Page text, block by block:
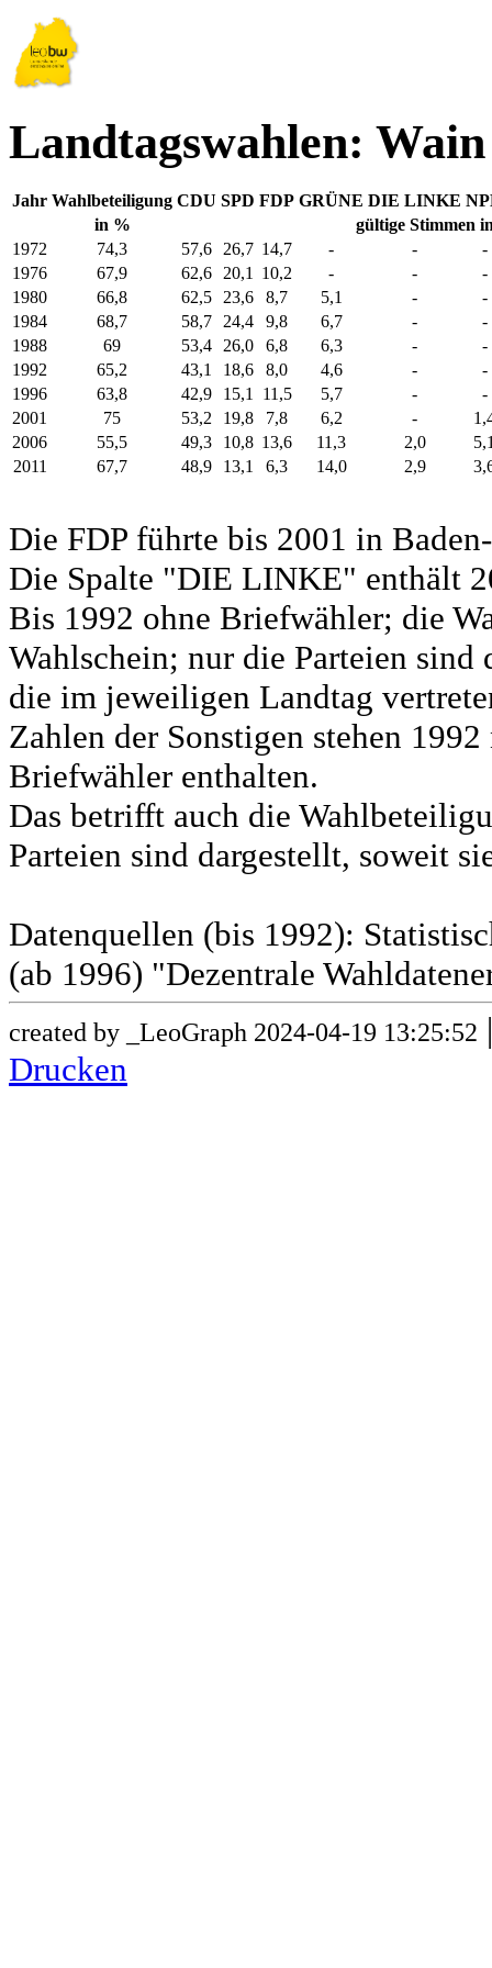
Landtagswahlen: Wain
Jahr Wahlbeteiligung CDU SPD FDP GRÜNE DIE LINKE
in %
gültige Stimmen
1972
74,3 57,6 26,7 14,7 - -
-
1976
67,9 62,6 20,1 10,2 - -
-
1980
66,8 62,5 23,6 8,7 5,1 -
-
1984
68,7 58,7 24,4 9,8 6,7 -
-
1988
69 53,4 26,0 6,8 6,3 -
-
1992
65,2 43,1 18,6 8,0 4,6 -
-
1996
63,8 42,9 15,1 11,5 5,7 -
-
2001
75 53,2 19,8 7,8 6,2 -
2006
55,5 49,3 10,8 13,6 11,3 2,0
2011
67,7 48,9 13,1 6,3 14,0 2,9
Die FDP führte bis 2001 in
Die Spalte "DIE LINKE" enthält
Bis 1992 ohne Briefwähler; die
Wahlschein; nur die Parteien sind
die im jeweiligen Landtag
Zahlen der Sonstigen stehen
Briefwähler enthalten.
Das betrifft auch die
Parteien sind dargestellt, soweit
Datenquellen (bis 1992):
(ab 1996) "Dezentrale
created by _LeoGraph 2024-04-19 13:25:52
Drucken